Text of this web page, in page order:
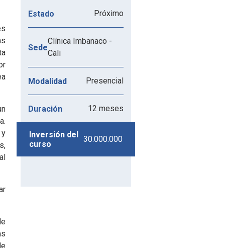
Estado Próximo
Sede
Clínica Imbanaco -
Cali
Modalidad Presencial
Duración 12 meses
Inversión del
curso
30.000.000